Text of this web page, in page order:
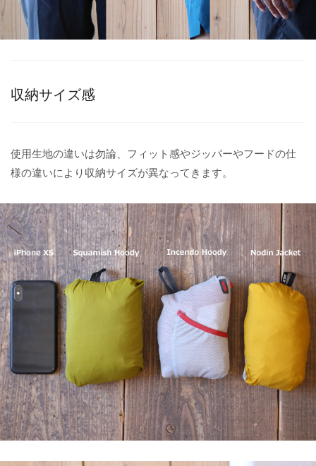
収納サイズ感
使用生地の違いは勿論、フィット感やジッパーやフードの仕
様の違いにより収納サイズが異なってきます。